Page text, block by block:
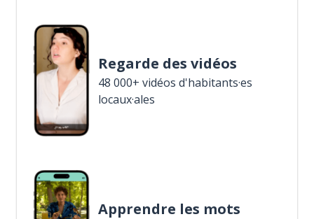
Regarde des vidéos
48 000+ vidéos d'habitants·es
locaux·ales
Apprendre les mots